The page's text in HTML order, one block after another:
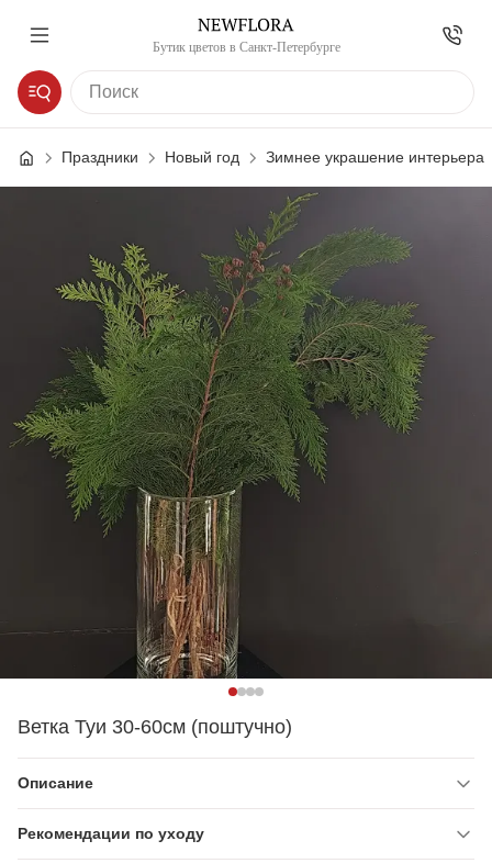
Бутик цветов в Санкт-Петербурге
Праздники Новый год Зимнее украшение интерьера
Ветка Туи 30-60см (поштучно)
Описание
Рекомендации по уходу